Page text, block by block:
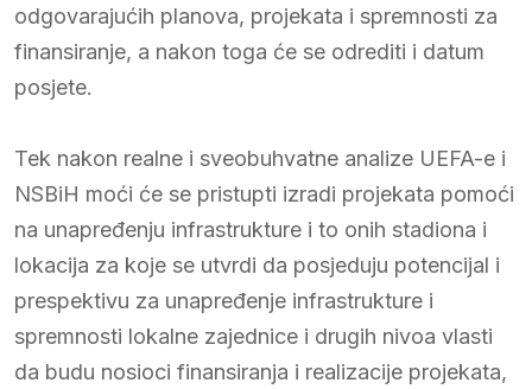
odgovarajućih planova, projekata i spremnosti za
finansiranje, a nakon toga će se odrediti i datum
posjete.
Tek nakon realne i sveobuhvatne analize UEFA-e i
NSBiH moći će se pristupti izradi projekata pomoći
na unapređenju infrastrukture i to onih stadiona i
lokacija za koje se utvrdi da posjeduju potencijal i
prespektivu za unapređenje infrastrukture i
spremnosti lokalne zajednice i drugih nivoa vlasti
da budu nosioci finansiranja i realizacije projekata,